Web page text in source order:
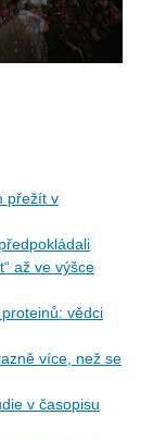
přežít v
až ve výšce
vědci
více, než se
v časopisu